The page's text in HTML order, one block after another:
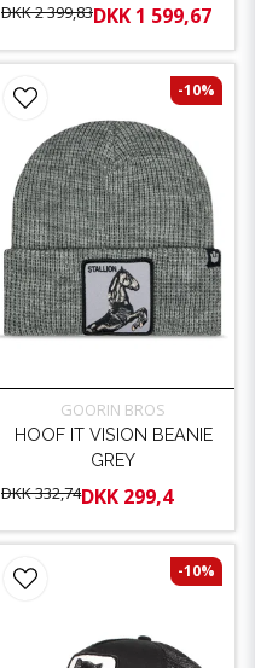
DKK 2 399,83DKK 1 599,67
GOORIN BROS
HOOF IT VISION BEANIE
GREY
DKK 332,74DKK 299,4
-10%
-10%